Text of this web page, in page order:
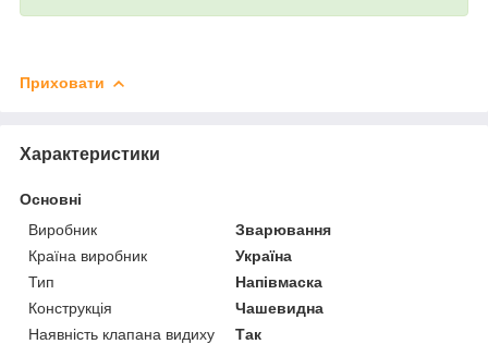
Приховати
Характеристики
Основні
Виробник
Зварювання
Країна виробник
Україна
Тип
Напівмаска
Конструкція
Чашевидна
Наявність клапана видиху
Так